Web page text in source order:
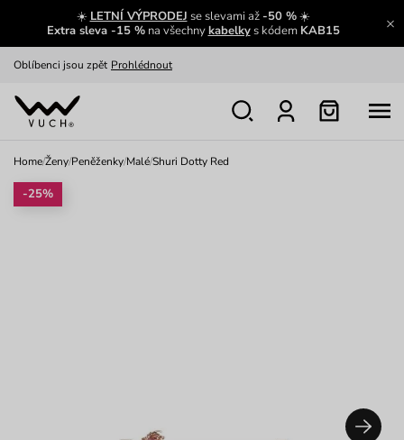
☀️ LETNÍ VÝPRODEJ se slevami až -50 %☀️
Extra sleva -15 %na všechnykabelkys kódem KAB15
Výměna a vrácení zdarma Zobrazit
Oblíbenci jsou zpět Prohlédnout
Nech se inspirovat
Home/Ženy/Peněženky/Malé/Shuri Dotty Red
-25%